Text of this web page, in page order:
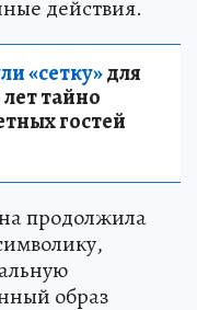
действия.
«сетку»для
тайно
гостей
продолжила
образ